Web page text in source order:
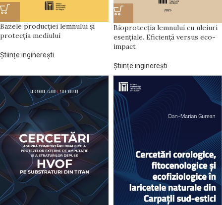
Bazele producției lemnului și
protecția mediului
Științe inginerești
Bioprotecția lemnului cu uleiuri
esențiale. Eficiență versus eco-
impact
Științe inginerești